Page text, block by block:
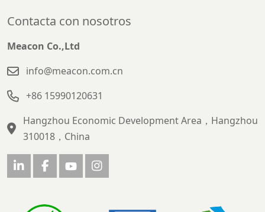
Contacta con nosotros
Meacon Co.,Ltd
info@meacon.com.cn
+86 15990120631
Hangzhou Economic Development Area，Hangzhou
310018，China